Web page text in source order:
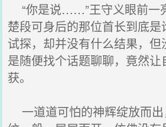
“你是说……”王守义眼前一
楚段可身后的那位首长到底
试探，却并没有什么结果，
是随便找个话题聊聊，竟然
获。
一道道可怕的神辉绽放而